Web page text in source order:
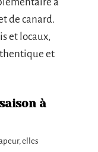
de canard.
et locaux,
et
à
elles